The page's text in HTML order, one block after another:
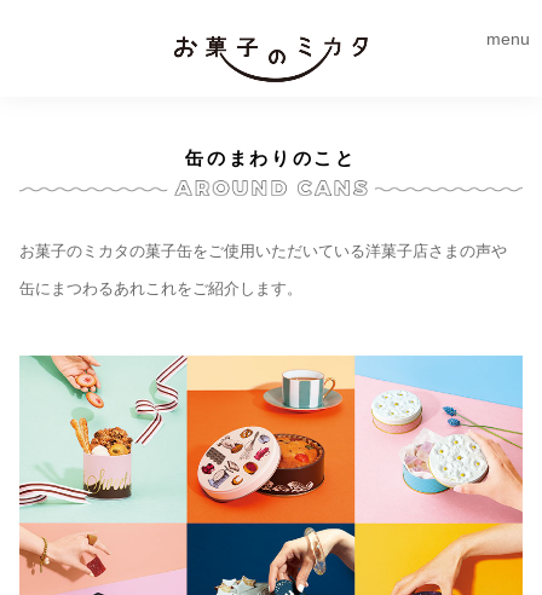
menu
缶のまわりのこと
お菓子のミカタの菓子缶をご使用いただいている洋菓子店さまの声や
缶にまつわるあれこれをご紹介します。